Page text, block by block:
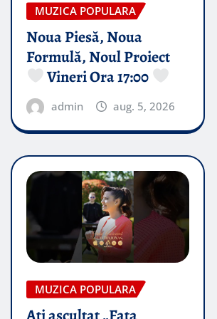
MUZICA POPULARA
Noua Piesă, Noua
Formulă, Noul Proiect
Vineri Ora 17:00
admin aug. 5, 2026
MUZICA POPULARA